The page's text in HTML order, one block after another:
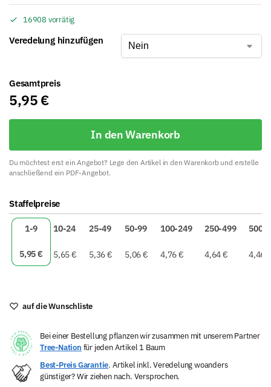
16908 vorrätig
Veredelung hinzufügen
Gesamtpreis
5,95 €
In den Warenkorb
Du möchtest erst ein Angebot? Lege den Artikel in den Warenkorb und erstelle
anschließend ein PDF-Angebot.
l
t
v
:
Staffelpreise
1-9 10-24 25-49 50-99 100-249 250-499 500+
5,95€ 5,65€ 5,36€ 5,06€ 4,76€ 4,64€ 4,46
auf die Wunschliste
Bei einer Bestellung pflanzen wir zusammen mit unserem Partner
Tree-Nation für jeden Artikel 1 Baum
Best-Preis Garantie. Artikel inkl. Veredelung woanders
günstiger? Wir ziehen nach. Versprochen.